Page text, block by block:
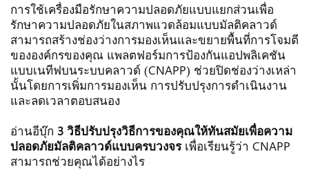
การใช้เครื่องมือรักษาความปลอดภัยแบบแยกส่วนเพื่อ
รักษาความปลอดภัยในสภาพแวดล้อมแบบมัลติคลาวด์
สามารถสร้างช่องว่างการมองเห็นและขยายพื้นที่การโจมตี
ขององค์กรของคุณ แพลตฟอร์มการป้องกันแอปพลิเคชัน
แบบเนทีฟบนระบบคลาวด์ (CNAPP) ช่วยปิดช่องว่างเหล่า
นั้นโดยการเพิ่มการมองเห็น การปรับปรุงการดำเนินงาน
และลดเวลาตอบสนอง
อ่านอีบุ๊ก 3 วิธีปรับปรุงวิธีการของคุณให้ทันสมัยเพื่อความ
ปลอดภัยมัลติคลาวด์แบบครบวงจร เพื่อเรียนรู้ว่า CNAPP
สามารถช่วยคุณได้อย่างไร